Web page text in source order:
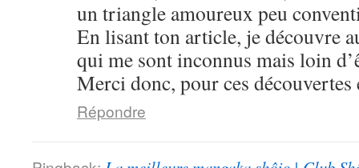
un triangle amoureux peu
En lisant ton article, je découvre
qui me sont inconnus mais loin
Merci donc, pour ces
Répondre